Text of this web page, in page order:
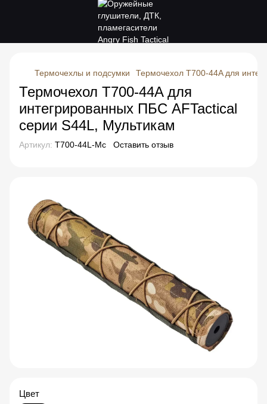
Термочехлы и подсумки Термочехол T700-44A для
Термочехол T700-44A для
интегрированных ПБС AFTactical
серии S44L, Мультикам
Артикул: T700-44L-Mc Оставить отзыв
Цвет